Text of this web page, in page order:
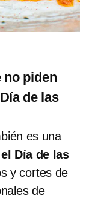
no piden
de las
es una
Día de las
y cortes de
de